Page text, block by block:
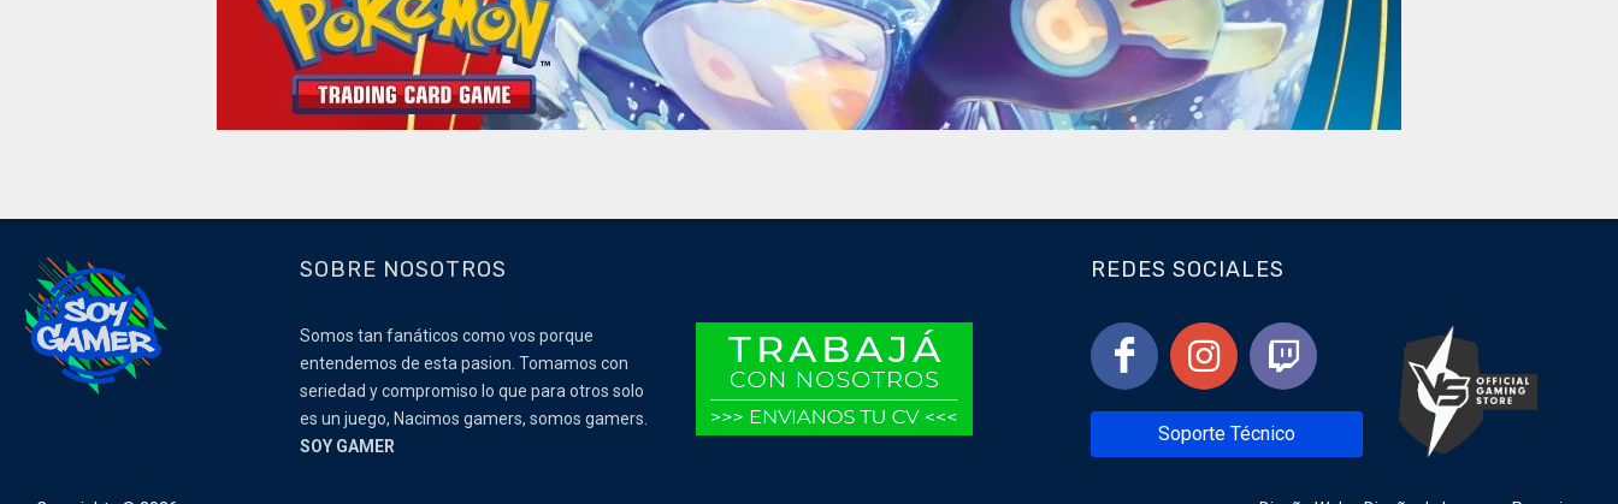
SOBRE NOSOTROS
Somos tan fanáticos como vos porque
entendemos de esta pasion. Tomamos con
seriedad y compromiso lo que para otros solo
es un juego, Nacimos gamers, somos gamers.
SOY GAMER
REDES SOCIALES
Soporte Técnico